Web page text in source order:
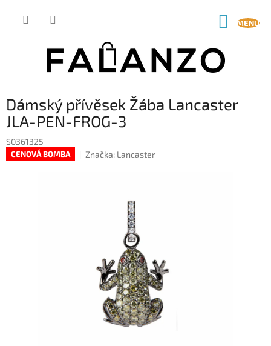
Dámský přívěsek Žába Lancaster
JLA-PEN-FROG-3
S0361325
CENOVÁ BOMBA Značka: Lancaster